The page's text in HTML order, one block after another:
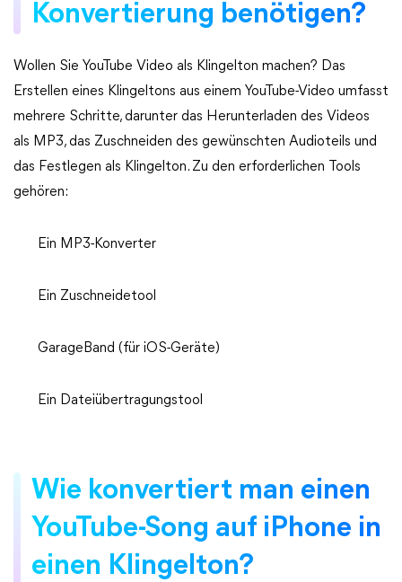
Konvertierung benötigen?
Wollen Sie YouTube Video als Klingelton machen? Das
Erstellen eines Klingeltons aus einem YouTube-Video umfasst
mehrere Schritte, darunter das Herunterladen des Videos
als MP3, das Zuschneiden des gewünschten Audioteils und
das Festlegen als Klingelton. Zu den erforderlichen Tools
gehören:
Ein MP3-Konverter
Ein Zuschneidetool
GarageBand (für iOS-Geräte)
Ein Dateiübertragungstool
Wie konvertiert man einen
YouTube-Song auf iPhone in
einen Klingelton?